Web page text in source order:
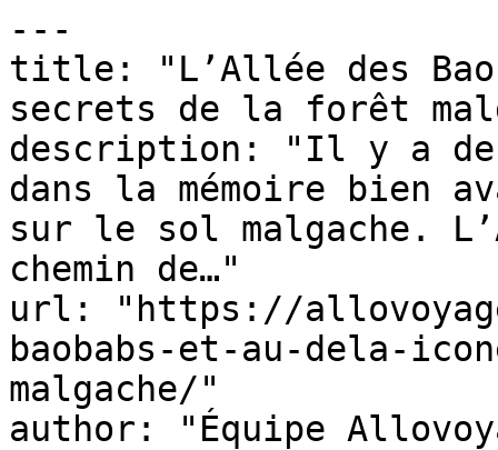
---
title: "L’Allée des
secrets de la forêt
description: "Il y a
dans la mémoire bien
sur le sol malgache.
chemin de…"
url: "https://
baobabs-et-au-dela-
malgache/"
author: "Équipe